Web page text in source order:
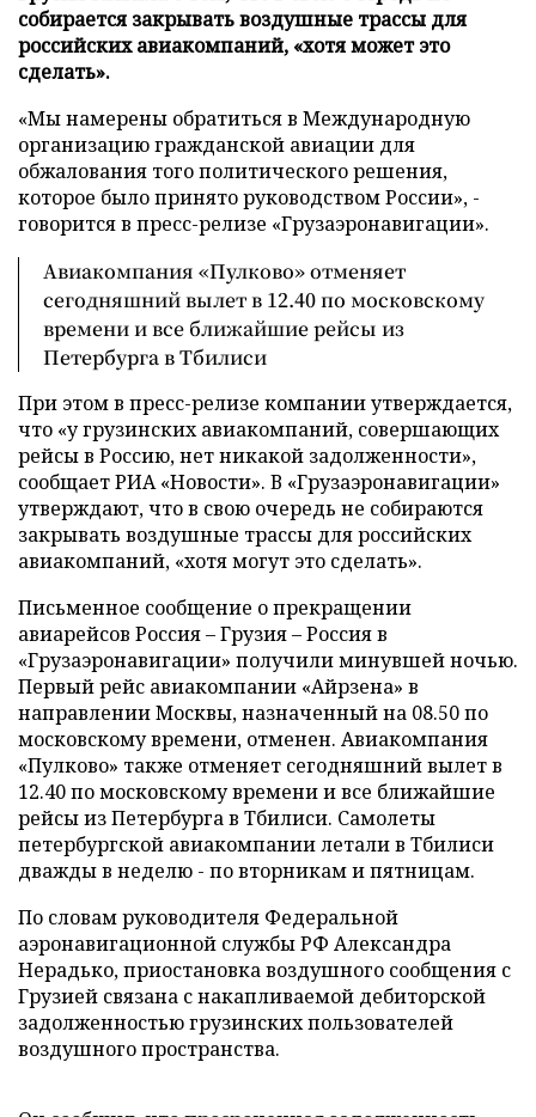
собирается закрывать воздушные трассы для
российских авиакомпаний, «хотя может это
сделать».
«Мы намерены обратиться в Международную
организацию гражданской авиации для
обжалования того политического решения,
которое было принято руководством России», -
говорится в пресс-релизе «Грузаэронавигации».
Авиакомпания «Пулково» отменяет
сегодняшний вылет в 12.40 по московскому
времени и все ближайшие рейсы из
Петербурга в Тбилиси
При этом в пресс-релизе компании утверждается,
что «у грузинских авиакомпаний, совершающих
рейсы в Россию, нет никакой задолженности»,
сообщает РИА «Новости». В «Грузаэронавигации»
утверждают, что в свою очередь не собираются
закрывать воздушные трассы для российских
авиакомпаний, «хотя могут это сделать».
Письменное сообщение о прекращении
авиарейсов Россия – Грузия – Россия в
«Грузаэронавигации» получили минувшей ночью.
Первый рейс авиакомпании «Айрзена» в
направлении Москвы, назначенный на 08.50 по
московскому времени, отменен. Авиакомпания
«Пулково» также отменяет сегодняшний вылет в
12.40 по московскому времени и все ближайшие
рейсы из Петербурга в Тбилиси. Самолеты
петербургской авиакомпании летали в Тбилиси
дважды в неделю - по вторникам и пятницам.
По словам руководителя Федеральной
аэронавигационной службы РФ Александра
Нерадько, приостановка воздушного сообщения с
Грузией связана с накапливаемой дебиторской
задолженностью грузинских пользователей
воздушного пространства.